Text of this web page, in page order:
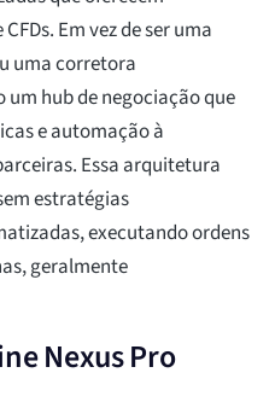
Em vez de ser uma
uma corretora
um hub de negociação que
e automação à
Essa arquitetura
estratégias
executando ordens
geralmente
Nexus Pro